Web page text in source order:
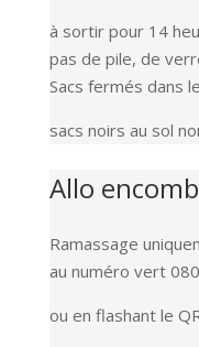
à sortir pour 14
pas de pile, de
Sacs fermés dans
sacs noirs au sol
Allo
Ramassage
au numéro vert
ou en flashant le